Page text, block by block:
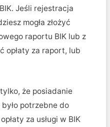
Jeśli rejestracja
mogła złożyć
raportu BIK lub z
opłaty za raport, lub
że posiadanie
potrzebne do
za usługi w BIK